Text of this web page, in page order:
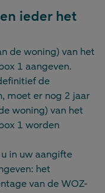
ieder het
de woning) van het
1 aangeven.
de
moet er nog 2 jaar
woning) van het
1 worden
in uw aangifte
het
van de WOZ-